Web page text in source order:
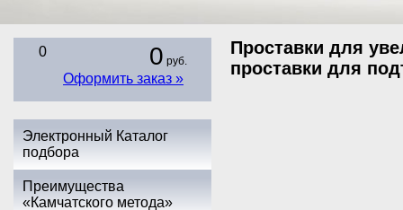
0 0 руб.
Оформить заказ »
Электронный Каталог
подбора
Преимущества
«Камчатского метода»
Проставки для
проставки для